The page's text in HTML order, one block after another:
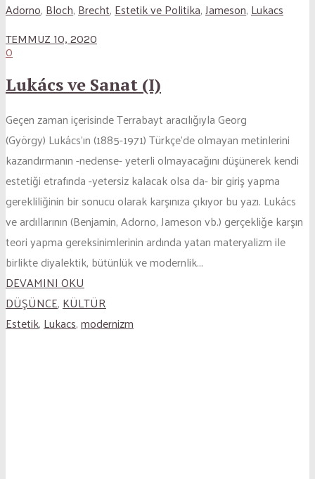
Adorno, Bloch, Brecht, Estetik ve Politika,Jameson, Lukacs
TEMMUZ 10, 2020
0
Lukács ve Sanat (I)
Geçen zaman içerisinde Terrabayt aracılığıyla Georg
(György) Lukács’ın (1885-1971) Türkçe’de olmayan metinlerini
kazandırmanın -nedense- yeterli olmayacağını düşünerek kendi
estetiği etrafında -yetersiz kalacak olsa da- bir giriş yapma
gerekliliğinin bir sonucu olarak karşınıza çıkıyor bu yazı. Lukács
ve ardıllarının (Benjamin, Adorno, Jameson vb.) gerçekliğe karşın
teori yapma gereksinimlerinin ardında yatan materyalizm ile
birlikte diyalektik, bütünlük ve modernlik...
DEVAMINI OKU
DÜŞÜNCE,KÜLTÜR
Estetik,Lukacs,modernizm